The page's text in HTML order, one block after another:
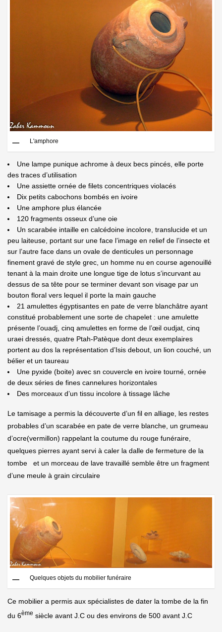
L'amphore
Une lampe punique achrome à deux becs pincés, elle porte
des traces d’utilisation
Une assiette ornée de filets concentriques violacés
Dix petits cabochons bombés en ivoire
Une amphore plus élancée
120 fragments osseux d’une oie
Un scarabée intaille en calcédoine incolore, translucide et un
peu laiteuse, portant sur une face l’image en relief de l’insecte et
sur l’autre face dans un ovale de denticules un personnage
finement gravé de style grec, un homme nu en course agenouillé
tenant à la main droite une longue tige de lotus s’incurvant au
dessus de sa tête pour se terminer devant son visage par un
bouton floral vers lequel il porte la main gauche
21 amulettes égyptisantes en pate de verre blanchâtre ayant
constitué probablement une sorte de chapelet : une amulette
présente l’ouadj, cinq amulettes en forme de l’œil oudjat, cinq
uraei dressés, quatre Ptah-Patèque dont deux exemplaires
portent au dos la représentation d’Isis debout, un lion couché, un
bélier et un taureau
Une pyxide (boite) avec sn couvercle en ivoire tourné, ornée
de deux séries de fines cannelures horizontales
Des morceaux d’un tissu incolore à tissage lâche
Le tamisage a permis la découverte d’un fil en alliage, les restes
probables d’un scarabée en pate de verre blanche, un grumeau
d’ocre(vermillon) rappelant la coutume du rouge funéraire,
quelques pierres ayant servi à caler la dalle de fermeture de la
tombe et un morceau de lave travaillé semble être un fragment
d’une meule à grain circulaire
Quelques objets du mobilier funéraire
Ce mobilier a permis aux spécialistes de dater la tombe de la fin
du 6ème siècle avant J.C ou des environs de 500 avant J.C